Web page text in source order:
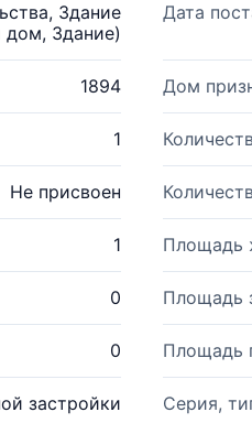
Здание
Здание)
Дата
1894 Дом
1
Не присвоен
1 Площадь
0 Площадь
0 Площадь
застройки Серия,